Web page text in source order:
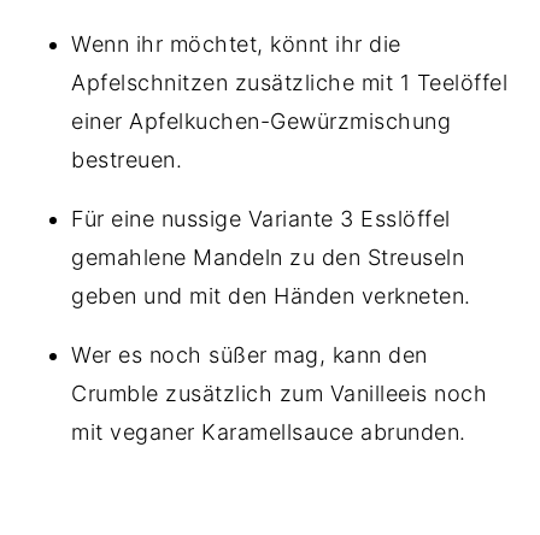
Wenn ihr möchtet, könnt ihr die
Apfelschnitzen zusätzliche mit 1 Teelöffel
einer Apfelkuchen-Gewürzmischung
bestreuen.
Für eine nussige Variante 3 Esslöffel
gemahlene Mandeln zu den Streuseln
geben und mit den Händen verkneten.
Wer es noch süßer mag, kann den
Crumble zusätzlich zum Vanilleeis noch
mit veganer Karamellsauce abrunden.